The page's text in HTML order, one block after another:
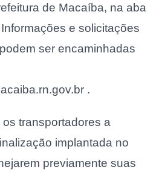
de Macaíba, na aba
Informações e solicitações
ser encaminhadas
.
transportadores a
implantada no
previamente suas